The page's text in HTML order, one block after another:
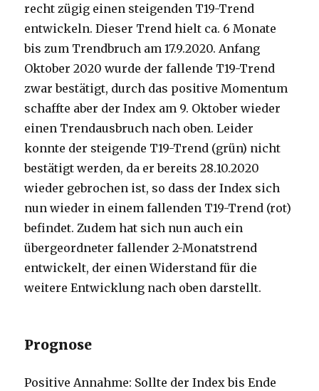
recht zügig einen steigenden T19-Trend
entwickeln. Dieser Trend hielt ca. 6 Monate
bis zum Trendbruch am 17.9.2020. Anfang
Oktober 2020 wurde der fallende T19-Trend
zwar bestätigt, durch das positive Momentum
schaffte aber der Index am 9. Oktober wieder
einen Trendausbruch nach oben. Leider
konnte der steigende T19-Trend (grün) nicht
bestätigt werden, da er bereits 28.10.2020
wieder gebrochen ist, so dass der Index sich
nun wieder in einem fallenden T19-Trend (rot)
befindet. Zudem hat sich nun auch ein
übergeordneter fallender 2-Monatstrend
entwickelt, der einen Widerstand für die
weitere Entwicklung nach oben darstellt.
Prognose
Positive Annahme: Sollte der Index bis Ende